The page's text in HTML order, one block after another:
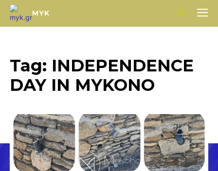
MYK
Tag: INDEPENDENCE
DAY IN MYKONO